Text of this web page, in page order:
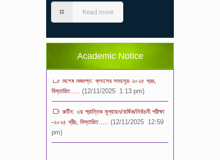
Read more
Academic Notice
(20/07/2026 2:14 pm)
শ্রেণি পযর্ন্ত ফরম বিতরন চলছে… বিস্তারিত
বিশেষ বিজ্ঞপ্তি: ক্লাসের সময়সূচি ২০২৫ খ্রীঃ,
বিস্তারিত….. (12/11/2025 1:13 pm)
রুটিন: ৩য় প্রান্তিক মূল্যায়ন/বার্ষিক/নির্বাচনী পরীক্ষা
-২০২৫ খ্রীঃ, বিস্তারিত….. (12/11/2025 12:59
pm)